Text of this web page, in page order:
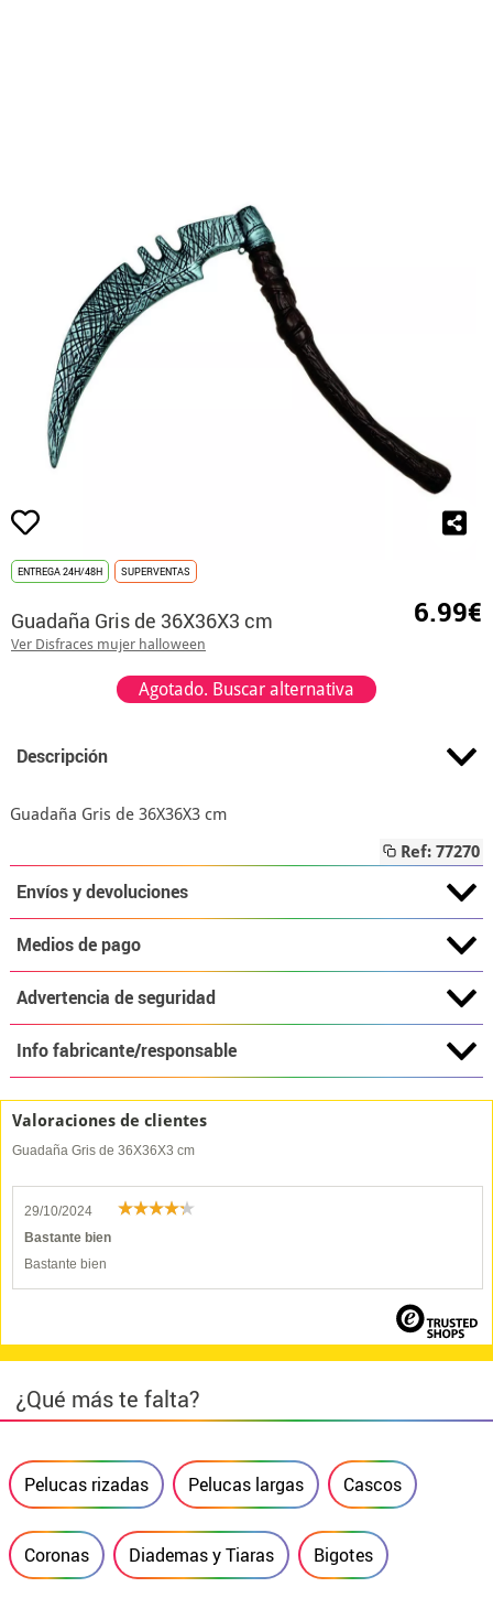
ENTREGA 24H/48H SUPERVENTAS
Guadaña Gris de 36X36X3 cm
Ver Disfraces mujer halloween
6.99€
Agotado. Buscar alternativa
Descripción
Guadaña Gris de 36X36X3 cm
Ref: 77270
Envíos y devoluciones
Medios de pago
Advertencia de seguridad
Info fabricante/responsable
Valoraciones de clientes
Guadaña Gris de 36X36X3 cm
29/10/2024
Bastante bien
Bastante bien
¿Qué más te falta?
Pelucas rizadas Pelucas largas Cascos
Coronas Diademas y Tiaras Bigotes